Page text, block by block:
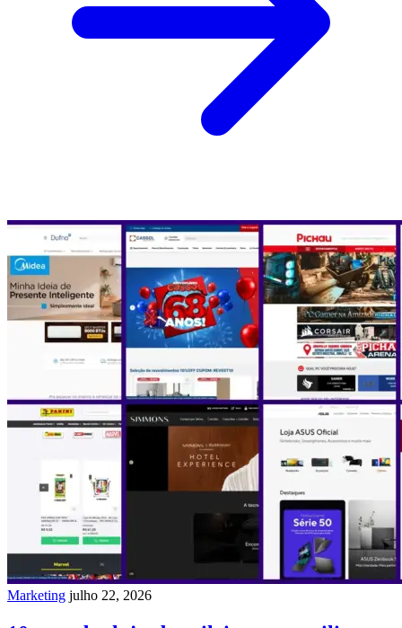
Marketing julho 22, 2026